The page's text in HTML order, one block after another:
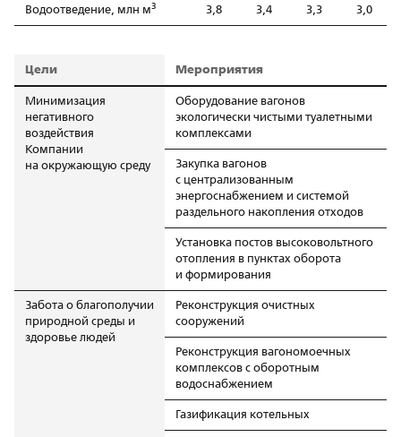
Водоотведение, млн м3 3,8 3,4 3,3 3,0
Цели Мероприятия
Минимизация
негативного
воздействия
Компании
на окружающую среду
Оборудование вагонов
экологически чистыми туалетными
комплексами
Закупка вагонов
с централизованным
энергоснабжением и системой
раздельного накопления отходов
Установка постов высоковольтного
отопления в пунктах оборота
и формирования
Забота о благополучии
природной среды и
здоровье людей
Реконструкция очистных
сооружений
Реконструкция вагономоечных
комплексов с оборотным
водоснабжением
Газификация котельных